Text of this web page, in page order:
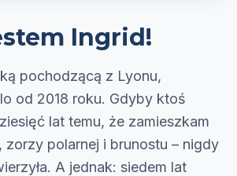
Ingrid!
pochodzącą z Lyonu,
od 2018 roku. Gdyby ktoś
lat temu, że zamieszkam
polarnej i brunostu – nigdy
A jednak: siedem lat